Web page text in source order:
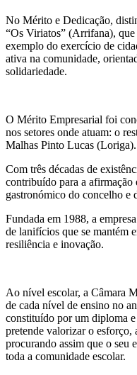
No Mérito e Dedicação,
“Os Viriatos” (Arrifana),
exemplo do exercício de
ativa na comunidade,
solidariedade.
O Mérito Empresarial foi
nos setores onde atuam: o
Malhas Pinto Lucas (Loriga).
Com três décadas de
contribuído para a afirmação
gastronómico do concelho e
Fundada em 1988, a
de lanifícios que se mantém
resiliência e inovação.
Ao nível escolar, a Câmara
de cada nível de ensino no
constituído por um diploma
pretende valorizar o esforço,
procurando assim que o seu
toda a comunidade escolar.